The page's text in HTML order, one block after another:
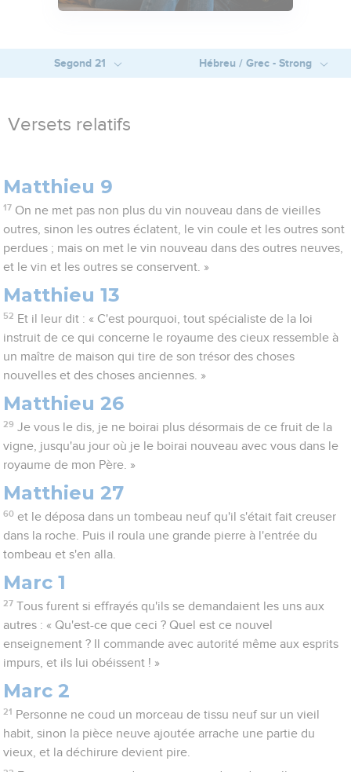
Segond 21 Hébreu / Grec - Strong
Versets relatifs
Matthieu 9
17 On ne met pas non plus du vin nouveau dans de vieilles
outres, sinon les outres éclatent, le vin coule et les outres sont
perdues ; mais on met le vin nouveau dans des outres neuves,
et le vin et les outres se conservent. »
Matthieu 13
52 Et il leur dit : « C'est pourquoi, tout spécialiste de la loi
instruit de ce qui concerne le royaume des cieux ressemble à
un maître de maison qui tire de son trésor des choses
nouvelles et des choses anciennes. »
Matthieu 26
29 Je vous le dis, je ne boirai plus désormais de ce fruit de la
vigne, jusqu'au jour où je le boirai nouveau avec vous dans le
royaume de mon Père. »
Matthieu 27
60 et le déposa dans un tombeau neuf qu'il s'était fait creuser
dans la roche. Puis il roula une grande pierre à l'entrée du
tombeau et s'en alla.
Marc 1
27 Tous furent si effrayés qu'ils se demandaient les uns aux
autres : « Qu'est-ce que ceci ? Quel est ce nouvel
enseignement ? Il commande avec autorité même aux esprits
impurs, et ils lui obéissent ! »
Marc 2
21 Personne ne coud un morceau de tissu neuf sur un vieil
habit, sinon la pièce neuve ajoutée arrache une partie du
vieux, et la déchirure devient pire.